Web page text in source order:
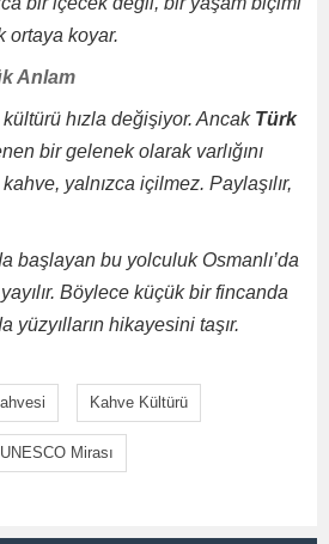
ortaya koyar.
Anlam
hızla değişiyor. Ancak Türk
bir gelenek olarak varlığını
yalnızca içilmez. Paylaşılır,
başlayan bu yolculuk Osmanlı’da
Böylece küçük bir fincanda
yüzyılların hikayesini taşır.
Kahve Kültürü
UNESCO Mirası